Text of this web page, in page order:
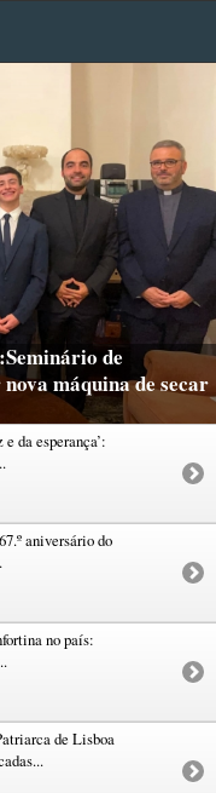
de
máquina de secar
da esperança’:
aniversário do
no país:
de Lisboa